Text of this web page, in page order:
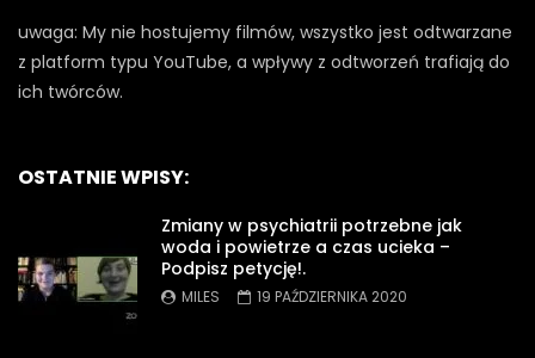
uwaga: My nie hostujemy filmów, wszystko jest odtwarzane
z platform typu YouTube, a wpływy z odtworzeń trafiają do
ich twórców.
OSTATNIE WPISY:
Zmiany w psychiatrii potrzebne jak
woda i powietrze a czas ucieka –
Podpisz petycję!.
MILES 19 PAŹDZIERNIKA 2020